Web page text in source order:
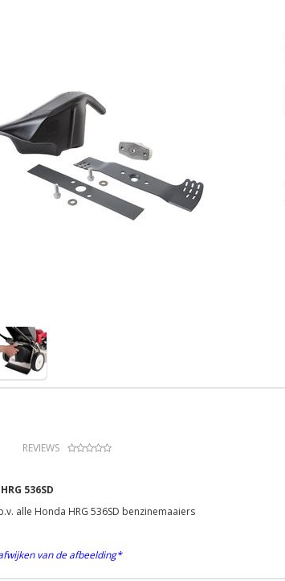
REVIEWS
536SD
alle Honda HRG 536SD benzinemaaiers
van de afbeelding*